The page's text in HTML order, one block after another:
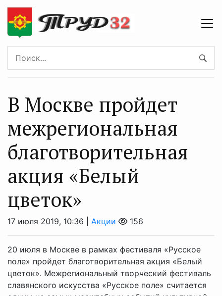
В Москве пройдет
межрегиональная
благотворительная
акция «Белый
цветок»
17 июля 2019, 10:36 | Акции 156
20 июля в Москве в рамках фестиваля «Русское
поле» пройдет благотворительная акция «Белый
цветок». Межрегиональный творческий фестиваль
славянского искусства «Русское поле» считается